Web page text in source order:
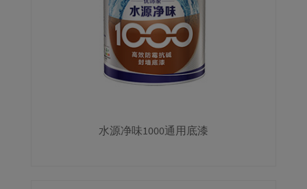
水源净味1000通用底漆